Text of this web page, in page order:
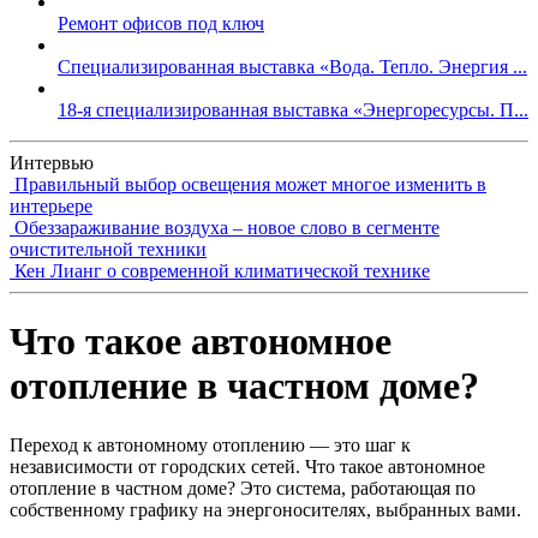
Ремонт офисов под ключ
Специализированная выставка «Вода. Тепло. Энергия ...
18-я специализированная выставка «Энергоресурсы. П...
Интервью
Правильный выбор освещения может многое изменить в
интерьере
Обеззараживание воздуха – новое слово в сегменте
очистительной техники
Кен Лианг о современной климатической технике
Что такое автономное
отопление в частном доме?
Переход к автономному отоплению — это шаг к
независимости от городских сетей. Что такое автономное
отопление в частном доме? Это система, работающая по
собственному графику на энергоносителях, выбранных вами.